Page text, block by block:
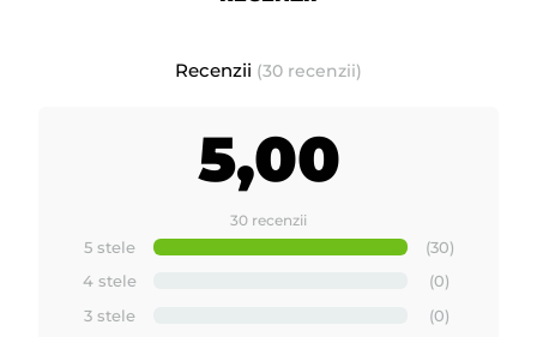
trebuie evidentiata separat ca si pozitie pe factura. Taxa ajunge
Calitate premium.
Fabricat in SPANIA de MAYSTAR
Recenzii (30 recenzii)
5,00
30 recenzii
5 stele
(30)
4 stele
(0)
3 stele
(0)